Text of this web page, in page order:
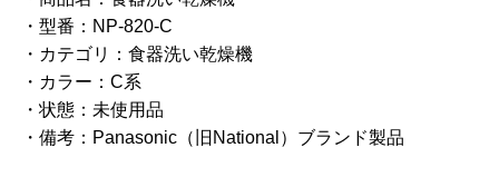
型番：NP-820-C
カテゴリ：食器洗い乾燥機
カラー：C系
状態：未使用品
備考：Panasonic（旧National）ブランド製品